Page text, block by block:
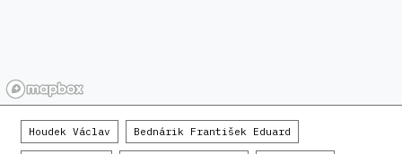
Houdek Václav Bednárik František Eduard